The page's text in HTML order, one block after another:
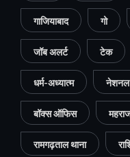
गाजियाबाद गो
जॉब अलर्ट टेक
धर्म-अध्यात्म नेशनल
बॉक्स ऑफिस
रामगढ़ताल थाना